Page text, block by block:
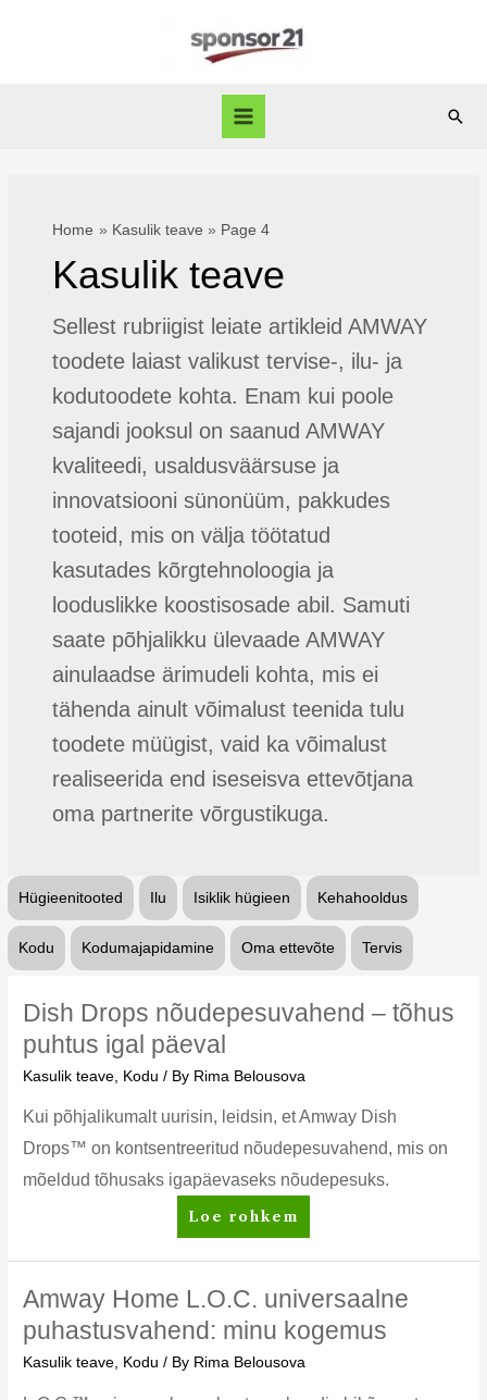
Main
Home Kasulik teave Page 4
Kasulik teave
Sellest rubriigist leiate artikleid AMWAY
toodete laiast valikust tervise-, ilu- ja
kodutoodete kohta. Enam kui poole
sajandi jooksul on saanud AMWAY
kvaliteedi, usaldusväärsuse ja
innovatsiooni sünonüüm, pakkudes
tooteid, mis on välja töötatud
kasutades kõrgtehnoloogia ja
looduslikke koostisosade abil. Samuti
saate põhjalikku ülevaade AMWAY
ainulaadse ärimudeli kohta, mis ei
tähenda ainult võimalust teenida tulu
toodete müügist, vaid ka võimalust
realiseerida end iseseisva ettevõtjana
oma partnerite võrgustikuga.
Hügieenitooted Ilu Isiklik hügieen Kehahooldus
Kodu Kodumajapidamine Oma ettevõte Tervis
Dish Drops nõudepesuvahend – tõhus
puhtus igal päeval
Kasulik teave Kodu / By Rima Belousova
Kui põhjalikumalt uurisin, leidsin, et Amway Dish
Drops™ on kontsentreeritud nõudepesuvahend, mis on
mõeldud tõhusaks igapäevaseks nõudepesuks.
Dish
Drops
nõudepesuvahend
–
puhtus
igal
Loe rohkem
Amway Home L.O.C. universaalne
puhastusvahend: minu kogemus
Kasulik teave Kodu / By Rima Belousova